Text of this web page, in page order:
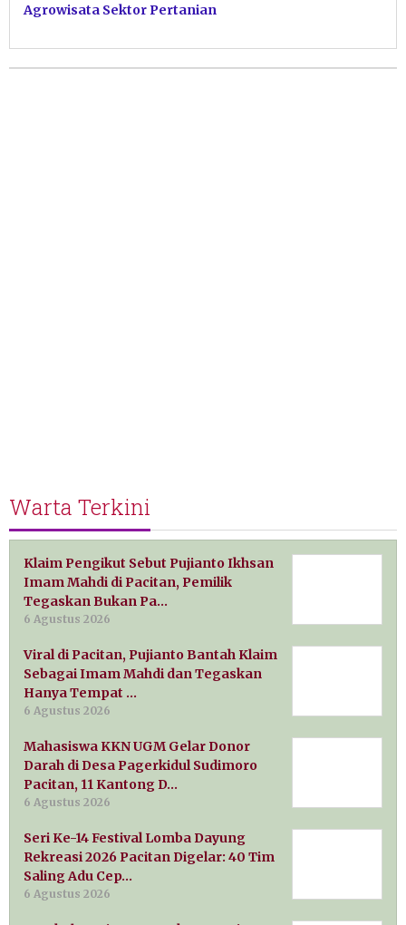
Agrowisata Sektor Pertanian
Warta Terkini
Klaim Pengikut Sebut Pujianto Ikhsan
Imam Mahdi di Pacitan, Pemilik
Tegaskan Bukan Pa…
6 Agustus 2026
Viral di Pacitan, Pujianto Bantah Klaim
Sebagai Imam Mahdi dan Tegaskan
Hanya Tempat …
6 Agustus 2026
Mahasiswa KKN UGM Gelar Donor
Darah di Desa Pagerkidul Sudimoro
Pacitan, 11 Kantong D…
6 Agustus 2026
Seri Ke-14 Festival Lomba Dayung
Rekreasi 2026 Pacitan Digelar: 40 Tim
Saling Adu Cep…
6 Agustus 2026